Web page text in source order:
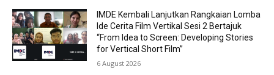
IMDE Kembali Lanjutkan Rangkaian Lomba
Ide Cerita Film Vertikal Sesi 2 Bertajuk
“From Idea to Screen: Developing Stories
for Vertical Short Film”
6 August 2026